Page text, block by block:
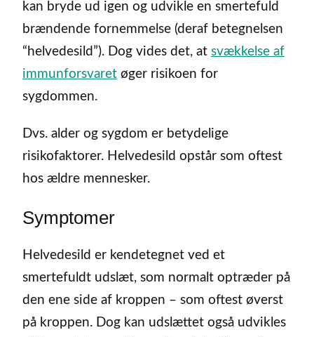
kan bryde ud igen og udvikle en smertefuld
brændende fornemmelse (deraf betegnelsen
“helvedesild”). Dog vides det, at svækkelse af
immunforsvaret øger risikoen for
sygdommen.
Dvs. alder og sygdom er betydelige
risikofaktorer. Helvedesild opstår som oftest
hos ældre mennesker.
Symptomer
Helvedesild er kendetegnet ved et
smertefuldt udslæt, som normalt optræder på
den ene side af kroppen – som oftest øverst
på kroppen. Dog kan udslættet også udvikles